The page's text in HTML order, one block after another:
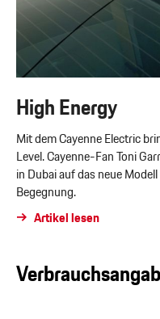
High Energy
Mit dem Cayenne Electric
Level. Cayenne-Fan Toni
in Dubai auf das neue
Begegnung.
Artikel lesen